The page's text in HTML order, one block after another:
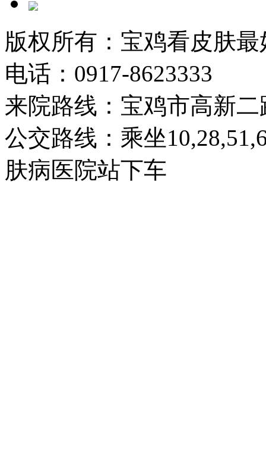
版权所有：宝鸡看皮肤
电话：0917-8623333
来院路线：宝鸡市高新二
公交路线：乘坐
肤病医院站下车